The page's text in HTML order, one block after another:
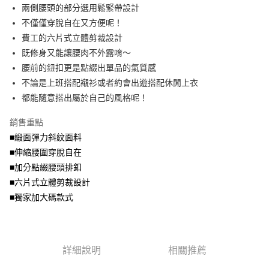
法說明評估內容。
【繳款方式說明】
1.分期款項不併入電信帳單，「大哥付你分期」於每月結算日後寄送繳費提
醒簡訊。
2.透過簡訊連結打開帳單後，可選擇「超商條碼／台灣大直營門市／銀行轉
帳／街口支付／iPASS MONEY」等通路繳費。
【注意事項】
1.本服務係由「台灣大哥大股份有限公司」（以下簡稱本公司）所提供，讓
買賣價金債權讓與本公司後，依約使用本公司帳單繳交帳款。
資料（包含姓名、電話或地址）提供予台灣大哥大進項蒐集、處理及利用，
由本公司與您本人進行分期帳單所需資料之確認、核對及更正。
3.完整用戶服務條款，請詳閱以下連結：
２．便利：只要手機號碼，簡訊認證，即可結帳。
３．安心：先確認商品／服務後，再付款。
【「AFTEE先享後付」結帳流程】
１．於結帳方式選擇「AFTEE先享後付」後，將跳轉至「AFTEE先享後付」
２．訂單成立數日內，您將收到繳費通知簡訊。
３．收到繳費通知簡訊後14天內，點擊此簡訊中的連結，可透過四大超商／
ATM／網路銀行／等多元方式進行付款，方視為交易完成。
※ 請注意：結帳手續完成當下不需立刻繳費，但若您需要取消訂單，請聯絡
後付繳納相關費用。
※ 交易是否成功請以「AFTEE先享後付 」之結帳頁面顯示為準，若有關於
是否繳費成功／繳費後需取消欲退款等相關疑問，請聯繫「AFTEE先享後付
客戶支援中心」https://netprotections.freshdesk.com/support/home
【注意事項】
易，需依本服務之必要範圍內提供個人資料，並將交易相關給付款項請求債
３．未成年的使用者請事先徵得法定代理人或監護人之同意方可使用
「AFTEE先享後付」，若未經同意申辦者引起之損失，本公司不負相關責
全家取貨付款
每筆NT$70，滿NT$699(含以上)免運費
付款後全家取貨
7-11取貨付款
付款後7-11取貨
每筆NT$70，滿NT$699(含以上)免運費
宅配
兩側腰頭的部分選用鬆緊帶設計
不僅僅穿脫自在又方便呢！
費工的六片式立體剪裁設計
既修身又能讓腰肉不外露唷～
腰前的鈕扣更是點綴出單品的氣質感
不論是上班搭配襯衫或者約會出遊搭配休閒上衣
都能隨意搭出屬於自己的風格呢！
銷售重點
■緞面彈力斜紋面料
■伸縮腰圍穿脫自在
■加分點綴腰頭排釦
■六片式立體剪裁設計
■獨家加大碼款式
詳細說明 相關推薦